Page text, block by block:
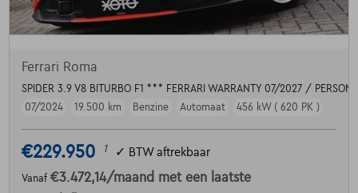
Ferrari Roma
SPIDER 3.9 V8 BITURBO F1 *** FERRARI WARRANTY 07/2027 /
07/2024
19.500 km Benzine Automaat 456 kW ( 620 PK )
€229.950 1 ✓ BTW aftrekbaar
Vanaf €3.472,14/maand met een laatste